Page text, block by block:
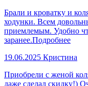
Брали и кроватку и
ходунки. Всем
приемлемым. Удобно
заранее.Подробнее
19.06.2025 Кристина
Приобрели с женой
даже сделал скидку!)